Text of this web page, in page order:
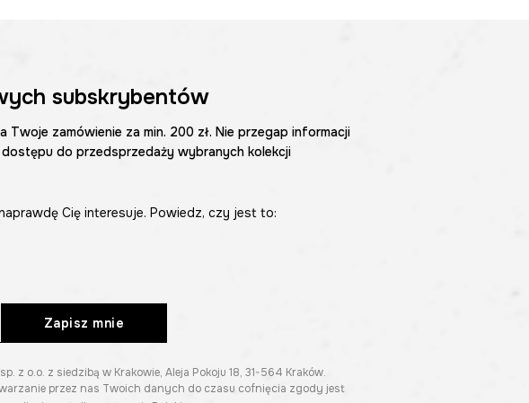
subskrybentów
zamówienie za min. 200 zł. Nie przegap informacji
do przedsprzedaży wybranych kolekcji
Cię interesuje. Powiedz, czy jest to:
Zapisz mnie
o.o. z siedzibą w Krakowie, Aleja Pokoju 18, 31-564 Kraków.
przez nas Twoich danych do czasu cofnięcia zgody jest